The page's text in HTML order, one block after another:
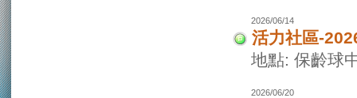
2026/06/14
活力社區-
地點: 保齡球
2026/06/20